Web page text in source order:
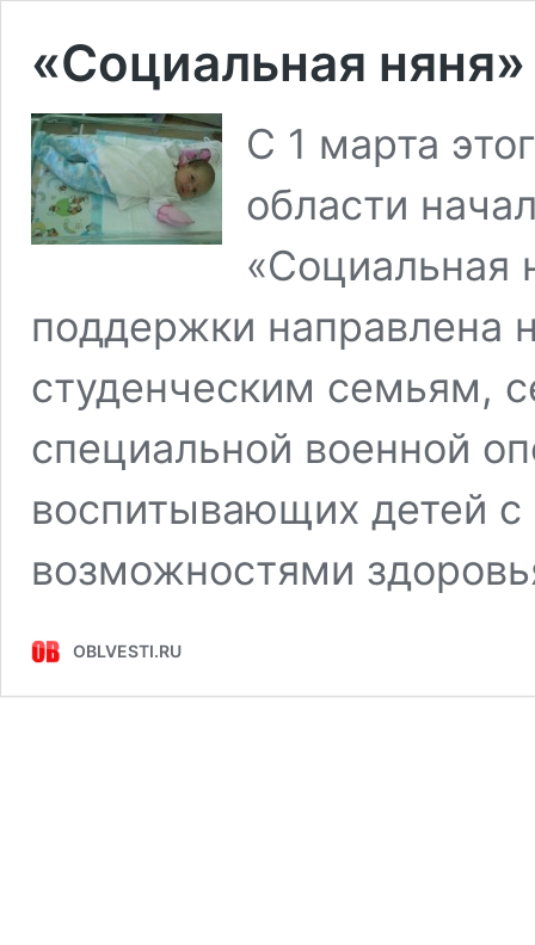
«Социальная
С 1 марта
области
«Социальная
поддержки
студенческим семьям,
специальной военной
воспитывающих детей
возможностями
OBLVESTI.RU